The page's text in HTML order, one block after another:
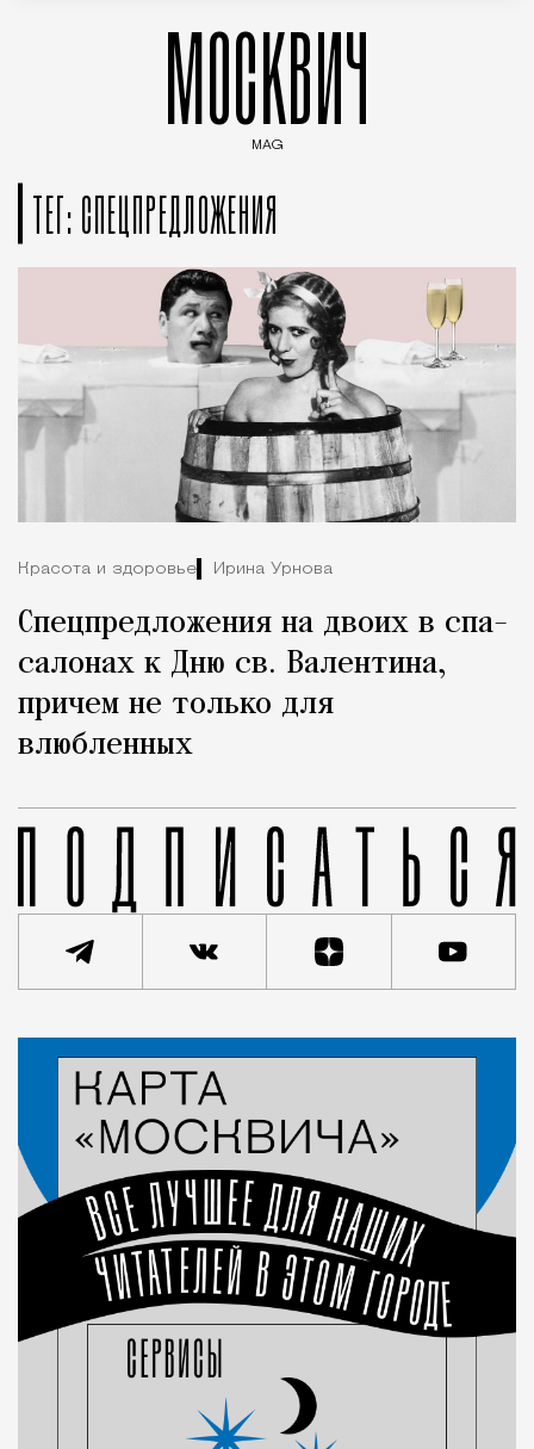
МОСКВИЧ
MAG
ТЕГ: СПЕЦПРЕДЛОЖЕНИЯ
Красота и здоровье Ирина Урнова
Спецпредложения на двоих в спа-
салонах к Дню св. Валентина,
причем не только для
влюбленных